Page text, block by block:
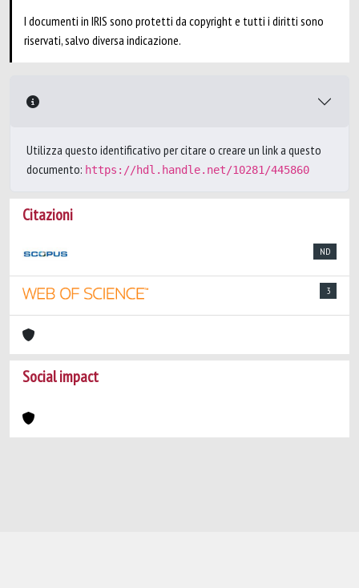
I documenti in IRIS sono protetti da copyright e tutti i diritti sono
riservati, salvo diversa indicazione.
Utilizza questo identificativo per citare o creare un link a questo
documento: https://hdl.handle.net/10281/445860
Citazioni
ND
3
Social impact